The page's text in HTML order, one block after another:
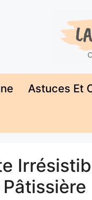
Astuces Et